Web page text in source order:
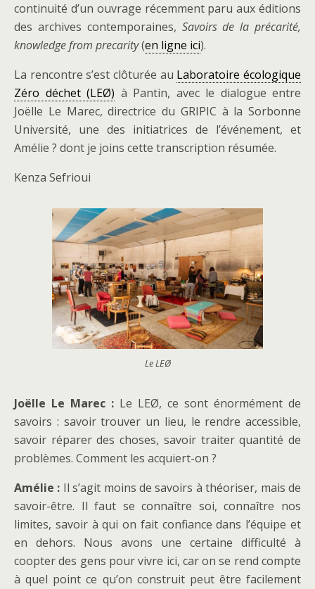
continuité d’un ouvrage récemment paru aux éditions
des archives contemporaines, Savoirs de la précarité,
knowledge from precarity(en ligne ici).
La rencontre s’est clôturée au Laboratoire écologique
Zéro déchet (LEØ) à Pantin, avec le dialogue entre
Joëlle Le Marec, directrice du GRIPIC à la Sorbonne
Université, une des initiatrices de l’événement, et
Amélie ? dont je joins cette transcription résumée.
Kenza Sefrioui
Le LEØ
Joëlle Le Marec : Le LEØ, ce sont énormément de
savoirs : savoir trouver un lieu, le rendre accessible,
savoir réparer des choses, savoir traiter quantité de
problèmes. Comment les acquiert-on ?
Amélie : Il s’agit moins de savoirs à théoriser, mais de
savoir-être. Il faut se connaître soi, connaître nos
limites, savoir à qui on fait confiance dans l’équipe et
en dehors. Nous avons une certaine difficulté à
coopter des gens pour vivre ici, car on se rend compte
à quel point ce qu’on construit peut être facilement